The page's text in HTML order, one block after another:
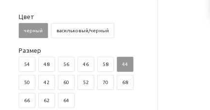
Цвет
черный васильковый/черный
Размер
54 48 56 46 58 44
50 42 60 52 70 68
66 62 64